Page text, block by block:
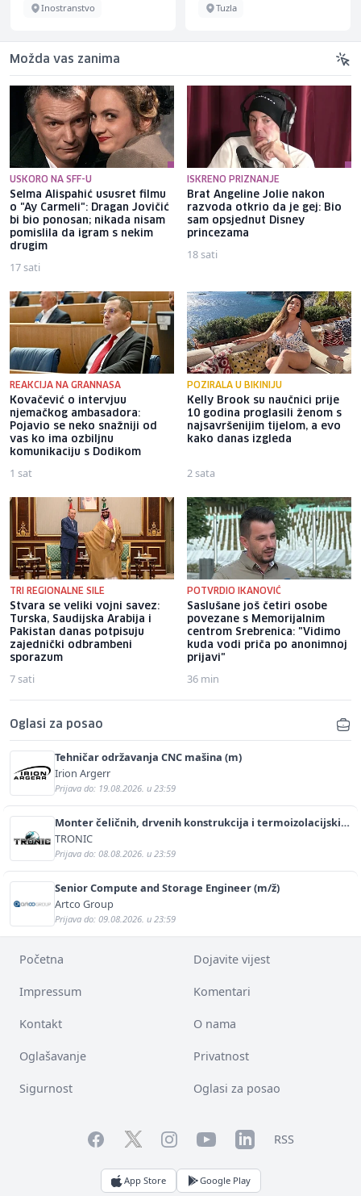
Inostranstvo Tuzla
Možda vas zanima
USKORO NA SFF-U
Selma Alispahić ususret filmu
o "Ay Carmeli": Dragan Jovičić
bi bio ponosan; nikada nisam
pomislila da igram s nekim
drugim
17 sati
ISKRENO PRIZNANJE
Brat Angeline Jolie nakon
razvoda otkrio da je gej: Bio
sam opsjednut Disney
princezama
18 sati
REAKCIJA NA GRANNASA
Kovačević o intervjuu
njemačkog ambasadora:
Pojavio se neko snažniji od
vas ko ima ozbiljnu
komunikaciju s Dodikom
1 sat
POZIRALA U BIKINIJU
Kelly Brook su naučnici prije
10 godina proglasili ženom s
najsavršenijim tijelom, a evo
kako danas izgleda
2 sata
TRI REGIONALNE SILE
Stvara se veliki vojni savez:
Turska, Saudijska Arabija i
Pakistan danas potpisuju
zajednički odbrambeni
sporazum
7 sati
POTVRDIO IKANOVIĆ
Saslušane još četiri osobe
povezane s Memorijalnim
centrom Srebrenica: "Vidimo
kuda vodi priča po anonimnoj
prijavi"
36 min
Oglasi za posao
Tehničar održavanja CNC mašina (m)
Irion Argerr
Prijava do: 19.08.2026. u 23:59
Monter čeličnih, drvenih konstrukcija i termoizolacijskih
panela (m/ž)
TRONIC
Prijava do: 08.08.2026. u 23:59
Senior Compute and Storage Engineer (m/ž)
Artco Group
Prijava do: 09.08.2026. u 23:59
Početna Dojavite vijest
Impressum Komentari
Kontakt O nama
Oglašavanje Privatnost
Sigurnost Oglasi za posao
FacebookTwitterInstagramYouTubeLinkedInRSS
App Store Google Play